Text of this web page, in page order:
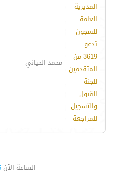
المديرية
العامة
للسجون
تدعو
3619 من
المتقدمين
للجنة
القبول
والتسجيل
للمراجعة
محمد الحياني
الساعة الآن